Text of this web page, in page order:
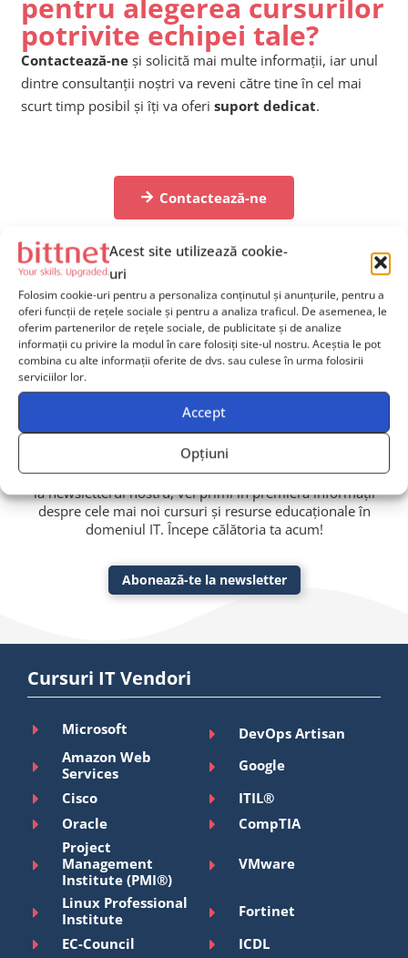
Acest site utilizează cookie-
uri
Folosim cookie-uri pentru a personaliza conținutul și anunțurile, pentru a
oferi funcții de rețele sociale și pentru a analiza traficul. De asemenea, le
oferim partenerilor de rețele sociale, de publicitate și de analize
informații cu privire la modul în care folosiți site-ul nostru. Aceștia le pot
combina cu alte informații oferite de dvs. sau culese în urma folosirii
serviciilor lor.
Accept
Opțiuni
pentru alegerea cursurilor
potrivite echipei tale?
Contactează-ne și solicită mai multe informații, iar unul
dintre consultanții noștri va reveni către tine în cel mai
scurt timp posibil și îți va oferi suport dedicat.
Contactează-ne
Vrei să fii la curent cu
noutățile?
Rămâi cu un pas înaintea evoluției tehnologice!
Abonează-te la newsletterul Bittnet Trainingși
descoperă cele mai recente instrumente și strategii
pentru dezvoltarea abilităților tech și soft. Prin abonarea
la newsletterul nostru, vei primi în premieră informații
despre cele mai noi cursuri și resurse educaționale în
domeniul IT. Începe călătoria ta acum!
Abonează-te la newsletter
Cursuri IT Vendori
Microsoft
DevOps Artisan
Amazon Web
Services
Google
Cisco
ITIL®
Oracle
CompTIA
Project
Management
Institute (PMI®)
VMware
Linux Professional
Institute
Fortinet
EC-Council
ICDL